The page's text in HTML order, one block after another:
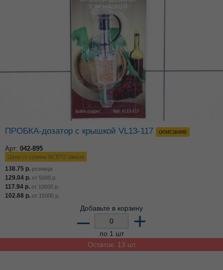
ПРОБКА-дозатор с крышкой VL13-117 описание
Арт: 042-895
Цена от суммы ВСЕГО заказа
138.75 р. розница
129.04 р. от 5000 р.
117.94 р. от 10000 р.
102.68 р. от 15000 р.
Добавьте в корзину
– +
по 1 шт
Остаток: 13 шт